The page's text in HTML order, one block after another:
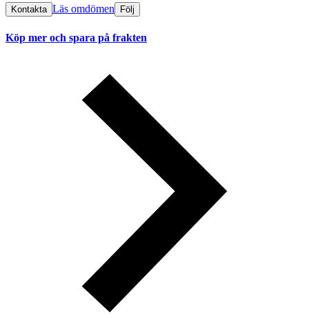
Kontakta Läs omdömen Följ
Köp mer och spara på frakten